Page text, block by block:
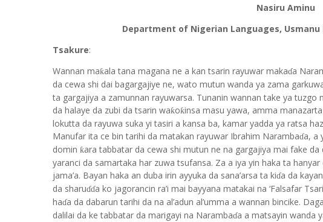
Nasiru Aminu
Department of Nigerian Languages,
Tsakure:
Wannan maƙala tana magana ne a kan tsarin rayuwar makaɗa
da cewa shi dai bagargajiye ne, wato mutun wanda ya zama
ta gargajiya a zamunnan rayuwarsa. Tunanin wannan take ya tuzgo
da halaye da zubi da tsarin waƙoƙinsa masu yawa, amma
lokutta da rayuwa suka yi tasiri a kansa ba, kamar yadda ya ratsa
Manufar ita ce bin tarihi da matakan rayuwar Ibrahim Narambaɗa, a
domin ƙara tabbatar da cewa shi mutun ne na gargajiya mai fake da
yaranci da samartaka har zuwa tsufansa. Za a iya yin haka ta
jama’a. Bayan haka an duba irin ayyuka da sana’arsa ta kiɗa da
da sharuɗɗa ko jagorancin ra’i mai bayyana matakai na ‘Falsafar
haɗa da dabarun tarihi da na al’adun al’umma a wannan bincike. Daga
dalilai da ke tabbatar da marigayi na Narambaɗa a matsayin wanda